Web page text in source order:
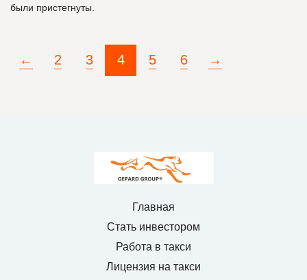
были пристегнуты.
← 2 3 4 5 6 →
Главная
Стать инвестором
Работа в такси
Лицензия на такси